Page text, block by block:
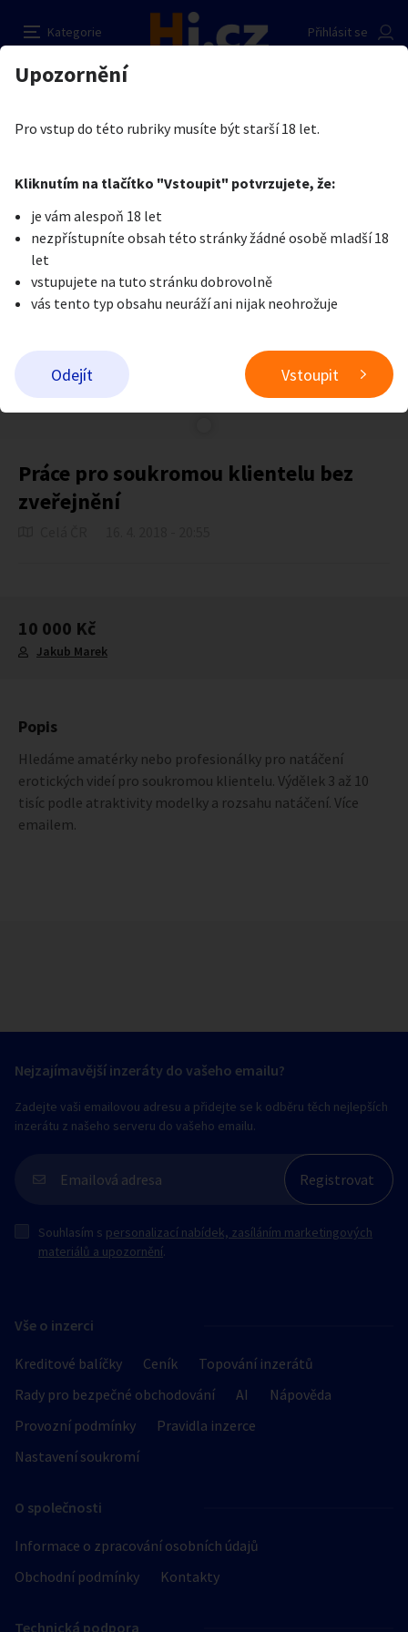
Kategorie
Přihlásit se
Auto-moto
Reality a bydlení Seznamka
Zvířata
Stroje a nářadí PC a elektro Sport a hobby
Sběratelství
Přidat inzerát
Erotika
Je nám líto, ale tenhle inzerát již není aktuální.
Práce pro soukromou klientelu bez
zveřejnění
10 000 Kč
Jakub Marek
Popis
Hledáme amatérky nebo profesionálky pro natáčení
erotických videí pro soukromou klientelu. Výdělek 3 až 10
tisíc podle atraktivity modelky a rozsahu natáčení. Více
emailem.
Práce pro soukromou klientelu bez zveřejnění
Prodávající
Pošlete uživateli zprávu
Nahlásit inzerát
Vše o inzerci
Kreditové balíčky Ceník
Topování inzerátů
Rady pro bezpečné obchodování
AI
Nápověda
Provozní podmínky
Pravidla inzerce
Nastavení soukromí
O společnosti
Informace o zpracování osobních údajů
Obchodní podmínky
Kontakty
Technická podpora
Nejzajímavější inzeráty do vašeho emailu?
Zadejte vaši emailovou adresu a přidejte se k odběru těch nejlepších
inzerátu z našeho serveru do vašeho emailu.
Souhlasím s personalizací nabídek, zasíláním marketingových
materiálů a upozornění.
Upozornění
Pro vstup do této rubriky musíte být starší 18 let.
Kliknutím na tlačítko "Vstoupit" potvrzujete, že:
je vám alespoň 18 let
nezpřístupníte obsah této stránky žádné osobě mladší 18
let
vstupujete na tuto stránku dobrovolně
vás tento typ obsahu neuráží ani nijak neohrožuje
Odejít Vstoupit